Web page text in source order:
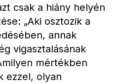
csak a hiány helyén
„Aki osztozik a
annak
vigasztalásának
mértékben
ezzel, olyan